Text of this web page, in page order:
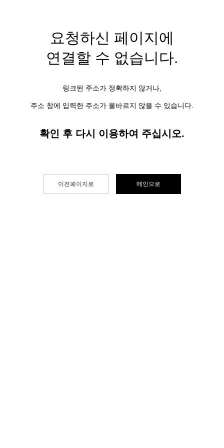
요청하신 페이지에
연결할 수 없습니다.
링크된 주소가 정확하지 않거나,
주소 창에 입력한 주소가 올바르지 않을 수 있습니다.
확인 후 다시 이용하여 주십시오.
이전페이지로 메인으로